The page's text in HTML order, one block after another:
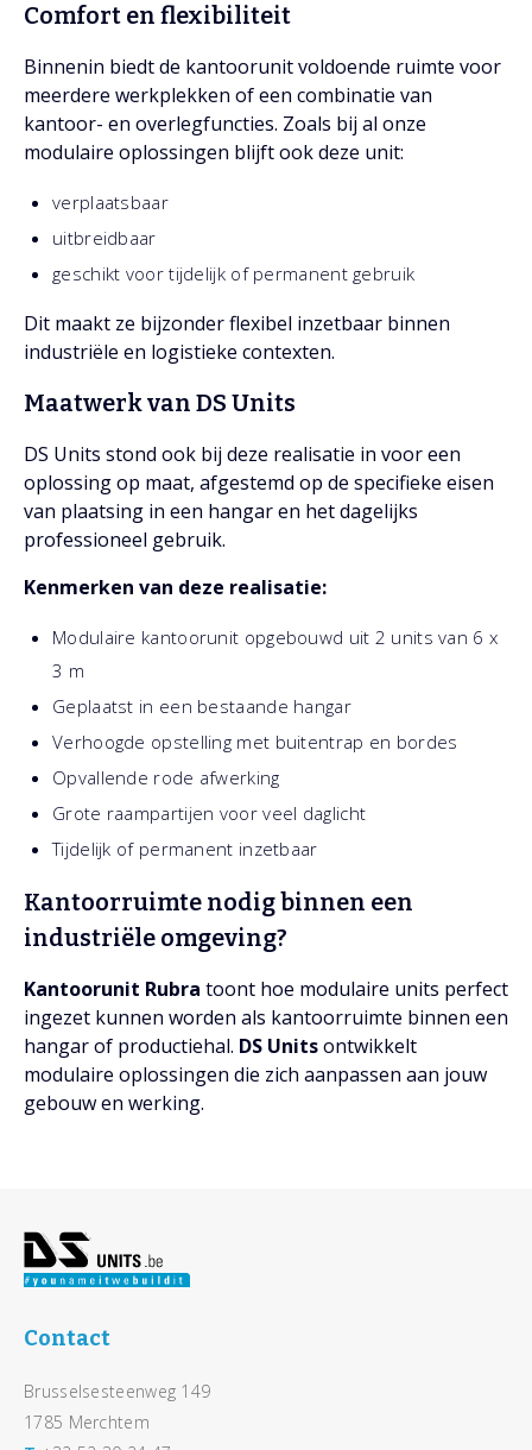
Comfort en flexibiliteit
Binnenin biedt de kantoorunit voldoende ruimte voor
meerdere werkplekken of een combinatie van
kantoor- en overlegfuncties. Zoals bij al onze
modulaire oplossingen blijft ook deze unit:
verplaatsbaar
uitbreidbaar
geschikt voor tijdelijk of permanent gebruik
Dit maakt ze bijzonder flexibel inzetbaar binnen
industriële en logistieke contexten.
Maatwerk van DS Units
DS Units stond ook bij deze realisatie in voor een
oplossing op maat, afgestemd op de specifieke eisen
van plaatsing in een hangar en het dagelijks
professioneel gebruik.
Kenmerken van deze realisatie:
Modulaire kantoorunit opgebouwd uit 2 units van 6 x
3 m
Geplaatst in een bestaande hangar
Verhoogde opstelling met buitentrap en bordes
Opvallende rode afwerking
Grote raampartijen voor veel daglicht
Tijdelijk of permanent inzetbaar
Kantoorruimte nodig binnen een
industriële omgeving?
Kantoorunit Rubra toont hoe modulaire units perfect
ingezet kunnen worden als kantoorruimte binnen een
hangar of productiehal. DS Unitsontwikkelt
modulaire oplossingen die zich aanpassen aan jouw
gebouw en werking.
Contact
Brusselsesteenweg 149
1785 Merchtem